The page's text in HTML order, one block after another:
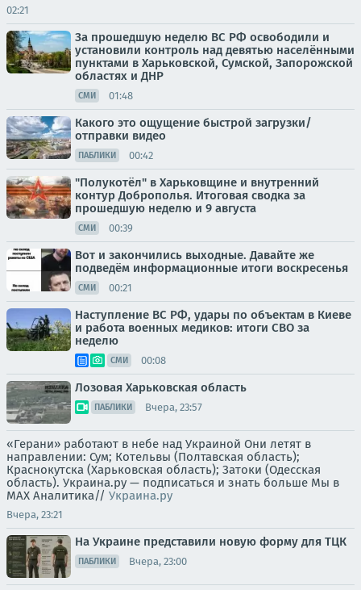
02:21
За прошедшую неделю ВС РФ освободили и
установили контроль над девятью населёнными
пунктами в Харьковской, Сумской, Запорожской
областях и ДНР
СМИ 01:48
Какого это ощущение быстрой загрузки/
отправки видео
ПАБЛИКИ 00:42
"Полукотёл" в Харьковщине и внутренний
контур Доброполья. Итоговая сводка за
прошедшую неделю и 9 августа
СМИ 00:39
Вот и закончились выходные. Давайте же
подведём информационные итоги воскресенья
СМИ 00:21
Наступление ВС РФ, удары по объектам в Киеве
и работа военных медиков: итоги СВО за
неделю
СМИ 00:08
Лозовая Харьковская область
ПАБЛИКИ Вчера, 23:57
«Герани» работают в небе над Украиной Они летят в
направлении: Сум; Котельвы (Полтавская область);
Краснокутска (Харьковская область); Затоки (Одесская
область). Украина.ру — подписаться и знать больше Мы в
MAX Аналитика// Украина.ру
Вчера, 23:21
На Украине представили новую форму для ТЦК
ПАБЛИКИ Вчера, 23:00